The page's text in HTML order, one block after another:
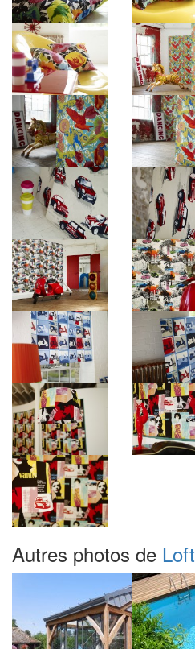
Autres photos de Loft